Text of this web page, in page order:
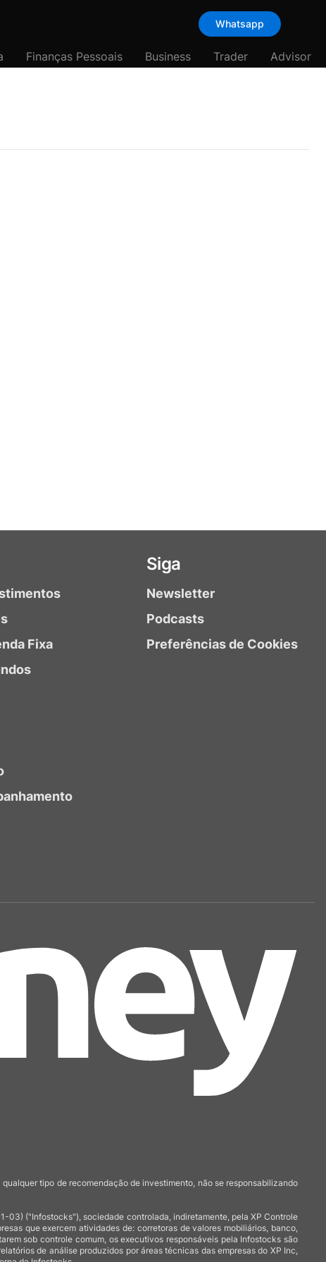
Whatsapp
Finanças Pessoais Business Trader Advisor
Fixa
Siga
Newsletter
Podcasts
Preferências de Cookies
tipo de recomendação de investimento, não se responsabilizando
03) ("Infostocks"), sociedade controlada, indiretamente, pela XP Controle
que exercem atividades de: corretoras de valores mobiliários, banco,
sob controle comum, os executivos responsáveis pela Infostocks são
de análise produzidos por áreas técnicas das empresas do XP Inc,